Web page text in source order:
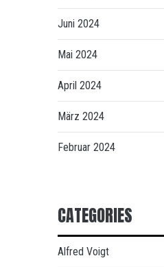
Juni 2024
Mai 2024
April 2024
März 2024
Februar 2024
CATEGORIES
Alfred Voigt